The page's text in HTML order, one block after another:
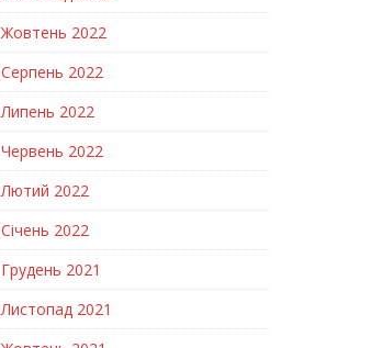
Жовтень 2022
Серпень 2022
Липень 2022
Червень 2022
Лютий 2022
Січень 2022
Грудень 2021
Листопад 2021